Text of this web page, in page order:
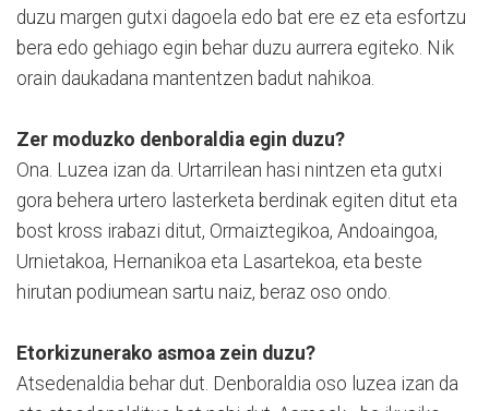
duzu margen gutxi dagoela edo bat ere ez eta esfortzu
bera edo gehiago egin behar duzu aurrera egiteko. Nik
orain daukadana mantentzen badut nahikoa.
Zer moduzko denboraldia egin duzu?
Ona. Luzea izan da. Urtarrilean hasi nintzen eta gutxi
gora behera urtero lasterketa berdinak egiten ditut eta
bost kross irabazi ditut, Ormaiztegikoa, Andoaingoa,
Urnietakoa, Hernanikoa eta Lasartekoa, eta beste
hirutan podiumean sartu naiz, beraz oso ondo.
Etorkizunerako asmoa zein duzu?
Atsedenaldia behar dut. Denboraldia oso luzea izan da